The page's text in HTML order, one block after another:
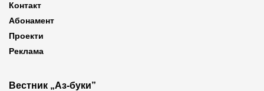
Контакт
Абонамент
Проекти
Реклама
Вестник „Аз-буки”